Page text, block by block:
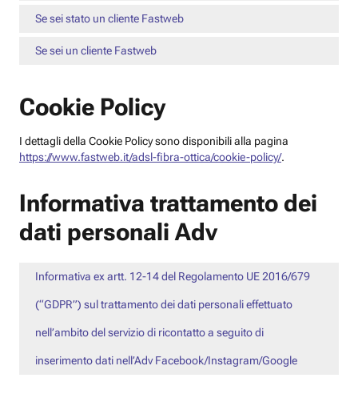
Se sei stato un cliente Fastweb
Se sei un cliente Fastweb
Cookie Policy
I dettagli della Cookie Policy sono disponibili alla pagina
https://www.fastweb.it/adsl-fibra-ottica/cookie-policy/.
Informativa trattamento dei
dati personali Adv
Informativa ex artt. 12-14 del Regolamento UE 2016/679
(“GDPR”) sul trattamento dei dati personali effettuato
nell’ambito del servizio di ricontatto a seguito di
inserimento dati nell’Adv Facebook/Instagram/Google